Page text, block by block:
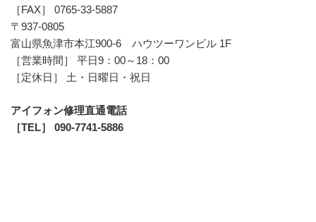
［FAX］ 0765-33-5887
〒937-0805
富山県魚津市本江900-6 ハウツーワンビル 1F
［営業時間］ 平日9：00～18：00
［定休日］ 土・日曜日・祝日
アイフォン修理直通電話
［TEL］ 090-7741-5886